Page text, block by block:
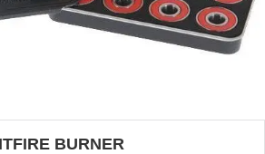
BURNER